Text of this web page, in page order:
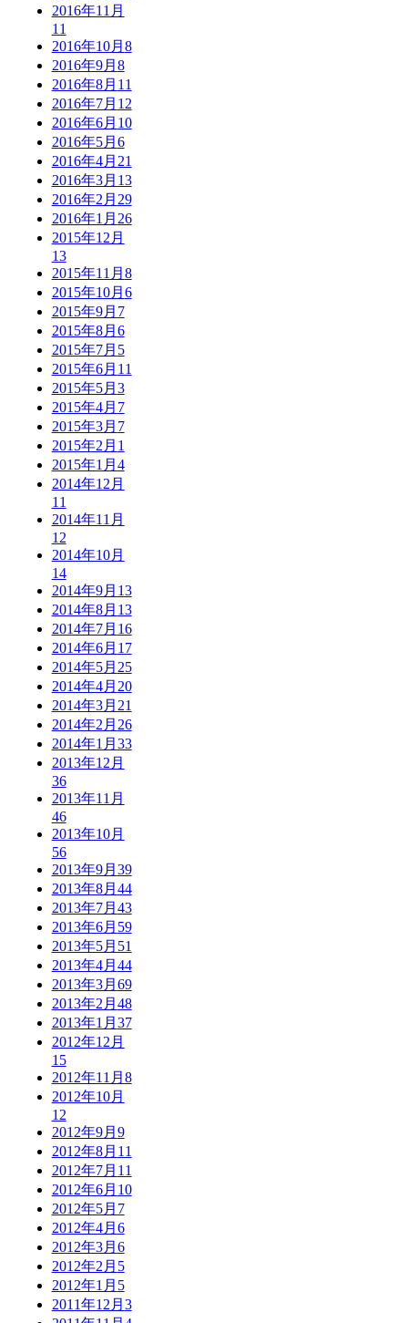
2016年11月
11
2016年10月 8
2016年9月 8
2016年8月 11
2016年7月 12
2016年6月 10
2016年5月 6
2016年4月 21
2016年3月 13
2016年2月 29
2016年1月 26
2015年12月
13
2015年11月 8
2015年10月 6
2015年9月 7
2015年8月 6
2015年7月 5
2015年6月 11
2015年5月 3
2015年4月 7
2015年3月 7
2015年2月 1
2015年1月 4
2014年12月
11
2014年11月
12
2014年10月
14
2014年9月 13
2014年8月 13
2014年7月 16
2014年6月 17
2014年5月 25
2014年4月 20
2014年3月 21
2014年2月 26
2014年1月 33
2013年12月
36
2013年11月
46
2013年10月
56
2013年9月 39
2013年8月 44
2013年7月 43
2013年6月 59
2013年5月 51
2013年4月 44
2013年3月 69
2013年2月 48
2013年1月 37
2012年12月
15
2012年11月 8
2012年10月
12
2012年9月 9
2012年8月 11
2012年7月 11
2012年6月 10
2012年5月 7
2012年4月 6
2012年3月 6
2012年2月 5
2012年1月 5
2011年12月 3